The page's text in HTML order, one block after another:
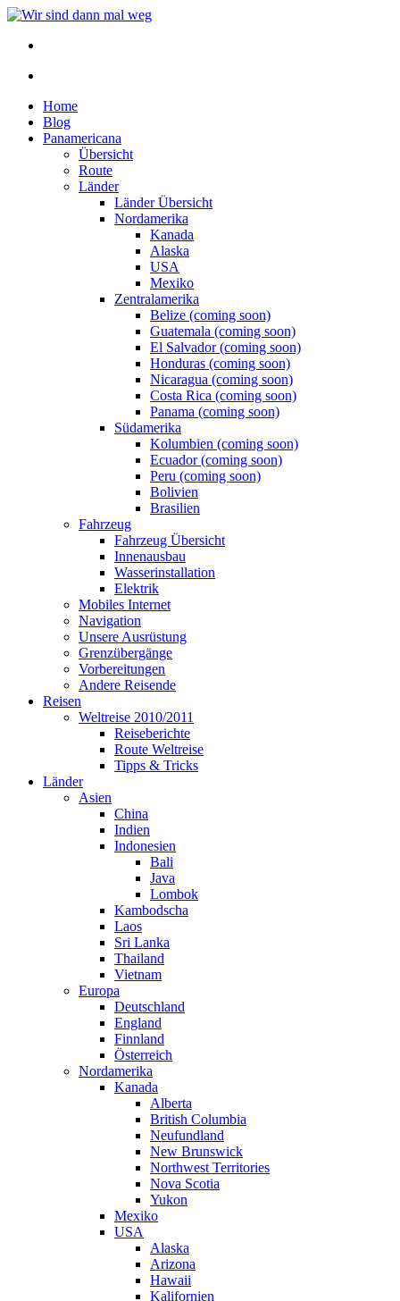
Home
Blog
Panamericana
Übersicht
Route
Länder
Länder Übersicht
Nordamerika
Kanada
Alaska
USA
Mexiko
Zentralamerika
Belize (coming soon)
Guatemala (coming soon)
El Salvador (coming soon)
Honduras (coming soon)
Nicaragua (coming soon)
Costa Rica (coming soon)
Panama (coming soon)
Südamerika
Kolumbien (coming soon)
Ecuador (coming soon)
Peru (coming soon)
Bolivien
Brasilien
Fahrzeug
Fahrzeug Übersicht
Innenausbau
Wasserinstallation
Elektrik
Mobiles Internet
Navigation
Unsere Ausrüstung
Grenzübergänge
Vorbereitungen
Andere Reisende
Reisen
Weltreise 2010/2011
Reiseberichte
Route Weltreise
Tipps & Tricks
Länder
Asien
China
Indien
Indonesien
Bali
Java
Lombok
Kambodscha
Laos
Sri Lanka
Thailand
Vietnam
Europa
Deutschland
England
Finnland
Österreich
Nordamerika
Kanada
Alberta
British Columbia
Neufundland
New Brunswick
Northwest Territories
Nova Scotia
Yukon
Mexiko
USA
Alaska
Arizona
Hawaii
Kalifornien